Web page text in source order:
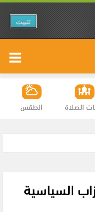
تثبيت
الطقس الصلاة
السياسية